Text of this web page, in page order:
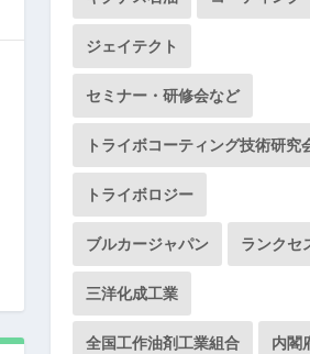
ジェイテクト
セミナー・研修会など
トライボコーティング技術研究
トライボロジー
ブルカージャパン ランクセ
三洋化成工業
全国工作油剤工業組合 内閣